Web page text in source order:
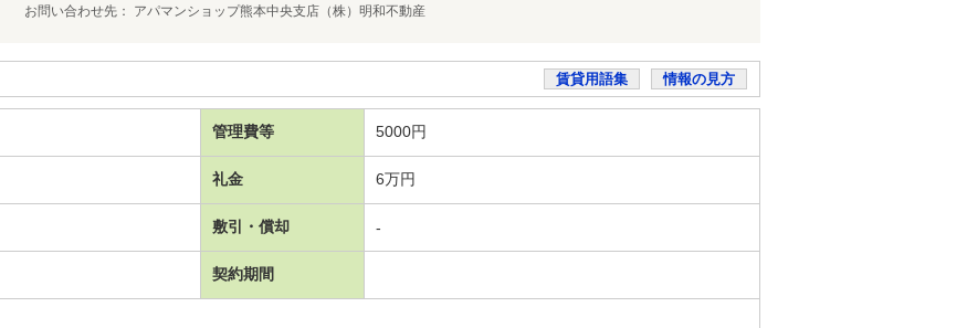
お問い合わせ先 アパマンショップ熊本中央支店（株）明和不動産
賃貸用語集 情報の見方
管理費等 5000円
礼金 6万円
敷引・償却 -
契約期間